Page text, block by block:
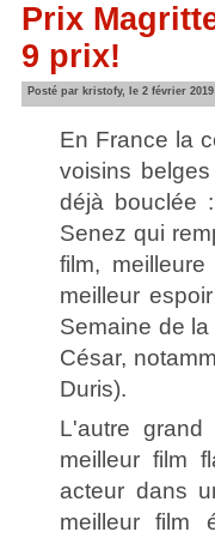
Prix
9 prix!
Posté par kristofy, le 2 février 2019
En France la
voisins
déjà bouclée
Senez qui
film,
meilleur
Semaine de
César,
Duris).
L'autre
meilleur film
acteur dans
meilleur film